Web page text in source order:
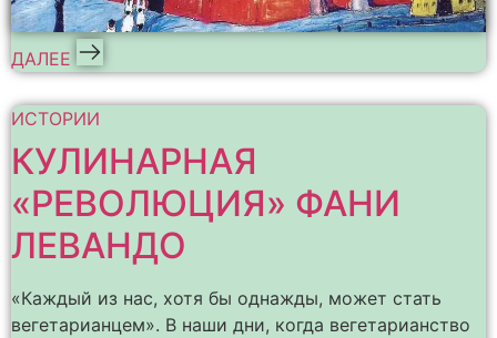
ДАЛЕЕ
ИСТОРИИ
КУЛИНАРНАЯ
«РЕВОЛЮЦИЯ» ФАНИ
ЛЕВАНДО
«Каждый из нас, хотя бы однажды, может стать
вегетарианцем». В наши дни, когда вегетарианство